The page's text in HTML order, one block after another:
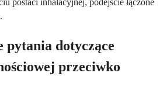
postaci inhalacyjnej, podejście łączone
pytania dotyczące
przeciwko